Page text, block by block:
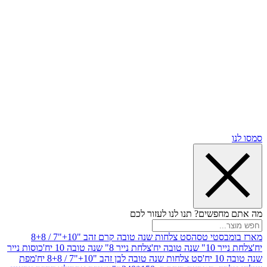
תנו לנו לעזור לכם
טסה
סט צלחות שנה טובה קרם זהב "10+"7 / 8+8
יח'
צלחת נייר 8" שנה טובה 10 יח'
כוסות נייר
סט צלחות שנה טובה לבן זהב "10+"7 / 8+8 יח'
מפת